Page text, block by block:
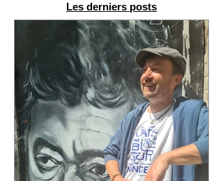
Les derniers posts